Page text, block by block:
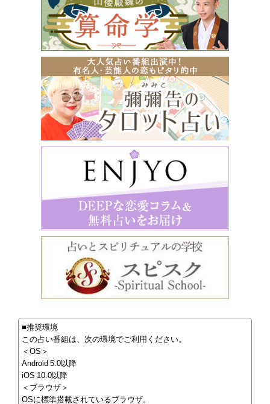
■推奨環境
この占い番組は、次の環境でご利用ください。
＜OS＞
Android 5.0以降
iOS 10.0以降
＜ブラウザ＞
OSに標準搭載されているブラウザ。